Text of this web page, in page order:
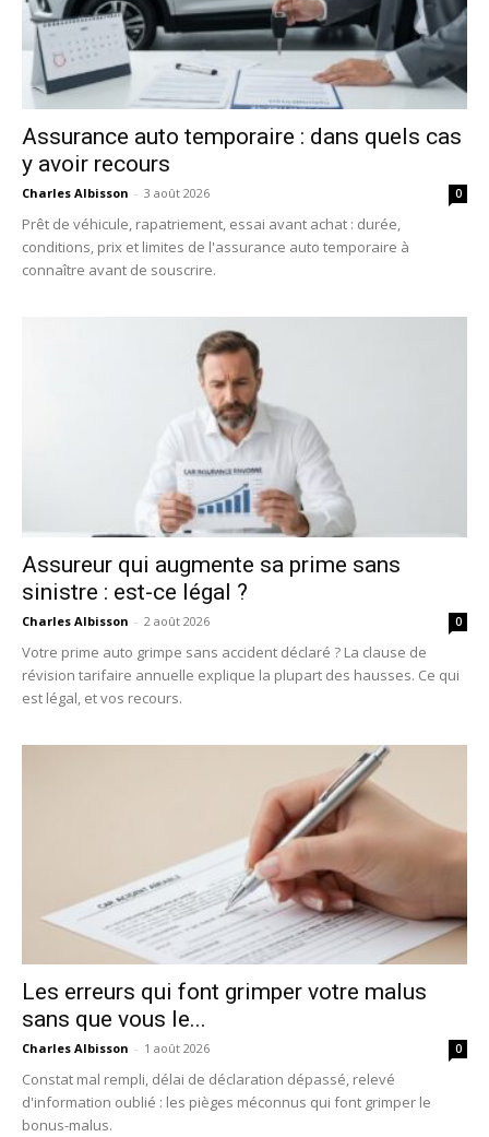
Assurance auto temporaire : dans quels cas
y avoir recours
Charles Albisson - 3 août 2026 0
Prêt de véhicule, rapatriement, essai avant achat : durée,
conditions, prix et limites de l'assurance auto temporaire à
connaître avant de souscrire.
Assureur qui augmente sa prime sans
sinistre : est-ce légal ?
Charles Albisson - 2 août 2026 0
Votre prime auto grimpe sans accident déclaré ? La clause de
révision tarifaire annuelle explique la plupart des hausses. Ce qui
est légal, et vos recours.
Les erreurs qui font grimper votre malus
sans que vous le...
Charles Albisson - 1 août 2026 0
Constat mal rempli, délai de déclaration dépassé, relevé
d'information oublié : les pièges méconnus qui font grimper le
bonus-malus.